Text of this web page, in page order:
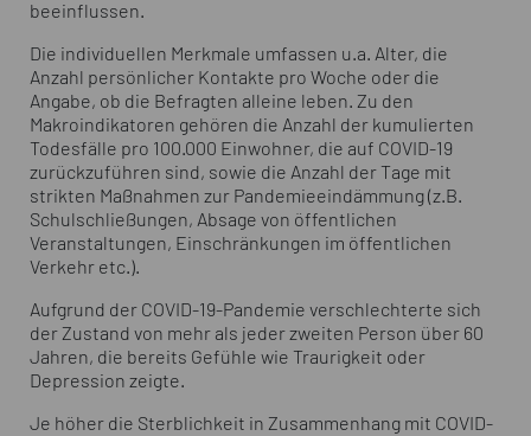
beeinflussen.
Die individuellen Merkmale umfassen u.a. Alter, die
Anzahl persönlicher Kontakte pro Woche oder die
Angabe, ob die Befragten alleine leben. Zu den
Makroindikatoren gehören die Anzahl der kumulierten
Todesfälle pro 100.000 Einwohner, die auf COVID-19
zurückzuführen sind, sowie die Anzahl der Tage mit
strikten Maßnahmen zur Pandemieeindämmung (z.B.
Schulschließungen, Absage von öffentlichen
Veranstaltungen, Einschränkungen im öffentlichen
Verkehr etc.).
Aufgrund der COVID-19-Pandemie verschlechterte sich
der Zustand von mehr als jeder zweiten Person über 60
Jahren, die bereits Gefühle wie Traurigkeit oder
Depression zeigte.
Je höher die Sterblichkeit in Zusammenhang mit COVID-